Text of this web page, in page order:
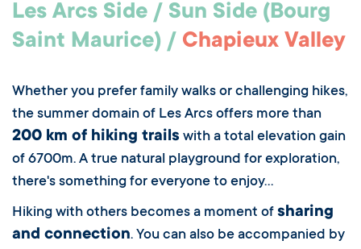
Les Arcs Side / Sun Side (Bourg
Saint Maurice) / Chapieux Valley
Whether you prefer family walks or challenging hikes,
the summer domain of Les Arcs offers more than
200 km of hiking trails with a total elevation gain
of 6700m. A true natural playground for exploration,
there's something for everyone to enjoy...
Hiking with others becomes a moment of sharing
and connection. You can also be accompanied by